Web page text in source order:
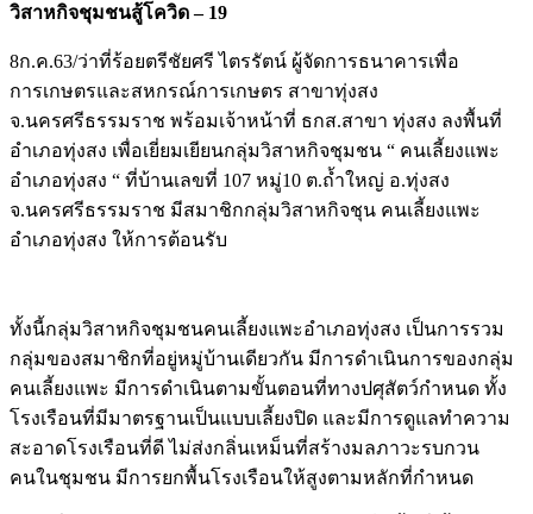
วิสาหกิจชุมชนสู้โควิด – 19
8ก.ค.63/ว่าที่ร้อยตรีชัยศรี ไตรรัตน์ ผู้จัดการธนาคารเพื่อ
การเกษตรและสหกรณ์การเกษตร สาขาทุ่งสง
จ.นครศรีธรรมราช พร้อมเจ้าหน้าที่ ธกส.สาขา ทุ่งสง ลงพื้นที่
อำเภอทุ่งสง เพื่อเยี่ยมเยียนกลุ่มวิสาหกิจชุมชน “ คนเลี้ยงแพะ
อำเภอทุ่งสง “ ที่บ้านเลขที่ 107 หมู่10 ต.ถ้ำใหญ่ อ.ทุ่งสง
จ.นครศรีธรรมราช มีสมาชิกกลุ่มวิสาหกิจชุน คนเลี้ยงแพะ
อำเภอทุ่งสง ให้การต้อนรับ
ทั้งนี้กลุ่มวิสาหกิจชุมชนคนเลี้ยงแพะอำเภอทุ่งสง เป็นการรวม
กลุ่มของสมาชิกที่อยู่หมู่บ้านเดียวกัน มีการดำเนินการของกลุ่ม
คนเลี้ยงแพะ มีการดำเนินตามขั้นตอนที่ทางปศุสัตว์กำหนด ทั้ง
โรงเรือนที่มีมาตรฐานเป็นแบบเลี้ยงปิด และมีการดูแลทำความ
สะอาดโรงเรือนที่ดี ไม่ส่งกลิ่นเหม็นที่สร้างมลภาวะรบกวน
คนในชุมชน มีการยกพื้นโรงเรือนให้สูงตามหลักที่กำหนด